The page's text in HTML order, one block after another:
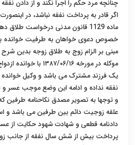
چنانچه مرد حکم را اجرا نکند و از دادن
اگر قادر به پرداخت نفقه نباشد، در
ماده 1129 قانون مدنی درخواست
خصوص دعوی خواهان به طرفیت خوانده
مبنی بر الزام زوج به طلاق زوجه بدین شرح
موکله در مورخه ۱۳۸۷/۰۶/
یک فرزند مشترک می باشد و وکیل
نفقه نداده و ادامه این وضع موجب عسر
و توجها به تصویر مصدق نکاحنامه طرفین
علقه زوجیت دائم بین طرفین می باشد و
دادنامه قطعی و شهادت شهود حکایت از
پرداخت بیش از شش سال نفقه از جانب زوج